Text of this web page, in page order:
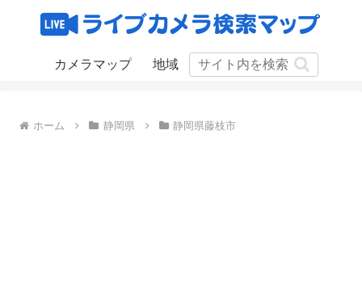
カメラマップ 地域
ホーム 静岡県 静岡県藤枝市